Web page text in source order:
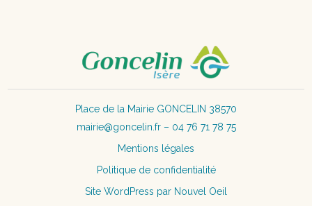
Place de la Mairie GONCELIN 38570
mairie@goncelin.fr – 04 76 71 78 75
Mentions légales
Politique de confidentialité
Site WordPress par Nouvel Oeil